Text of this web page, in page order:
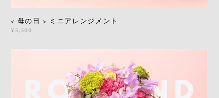
< 母の日 > ミニアレンジメント
¥5,500